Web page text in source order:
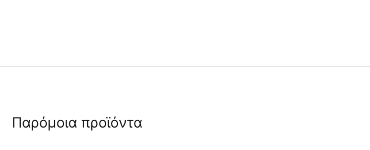
Παρόμοια προϊόντα